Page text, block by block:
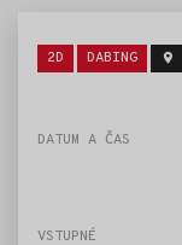
Štítky:
2D DABING